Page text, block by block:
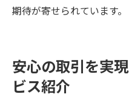
期待が寄せられています。
安心の取引を実
ビス紹介